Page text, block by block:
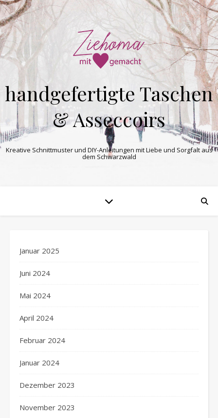
handgefertigte Taschen
& Asseccoirs
Kreative Schnittmuster und DIY-Anleitungen mit Liebe und Sorgfalt aus
dem Schwarzwald
Januar 2025
Juni 2024
Mai 2024
April 2024
Februar 2024
Januar 2024
Dezember 2023
November 2023